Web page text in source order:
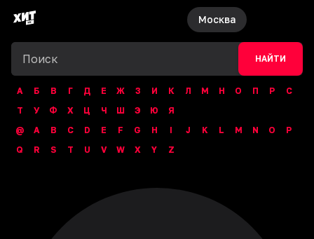
Москва
НАЙТИ
А Б В Г Д Е Ж З И К Л М Н О П Р
С
Т
У Ф Х Ц Ч Ш Э Ю
Я
@
A B C D E F G H I J K L M N O
P
Q
R S T U V W X Y Z